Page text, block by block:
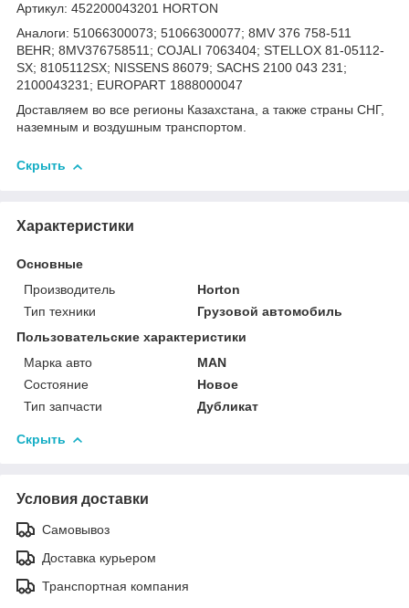
Артикул: 452200043201 HORTON
Аналоги: 51066300073; 51066300077; 8MV 376 758-511
BEHR; 8MV376758511; COJALI 7063404; STELLOX 81-05112-
SX; 8105112SX; NISSENS 86079; SACHS 2100 043 231;
2100043231; EUROPART 1888000047
Доставляем во все регионы Казахстана, а также страны СНГ,
наземным и воздушным транспортом.
Скрыть
Характеристики
Основные
Производитель
Horton
Тип техники
Грузовой автомобиль
Пользовательские характеристики
Марка авто
MAN
Состояние
Новое
Тип запчасти
Дубликат
Скрыть
Условия доставки
Самовывоз
Доставка курьером
Транспортная компания